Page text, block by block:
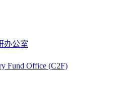
办公室
Fund Office (C2F)